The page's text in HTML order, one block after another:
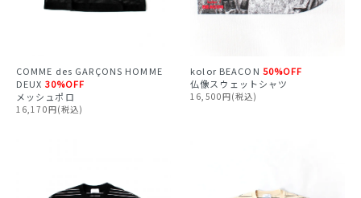
COMME des GARÇONS HOMME
DEUX 30%OFF
メッシュポロ
16,170円(税込)
kolor BEACON 50%OFF
仏像スウェットシャツ
16,500円(税込)